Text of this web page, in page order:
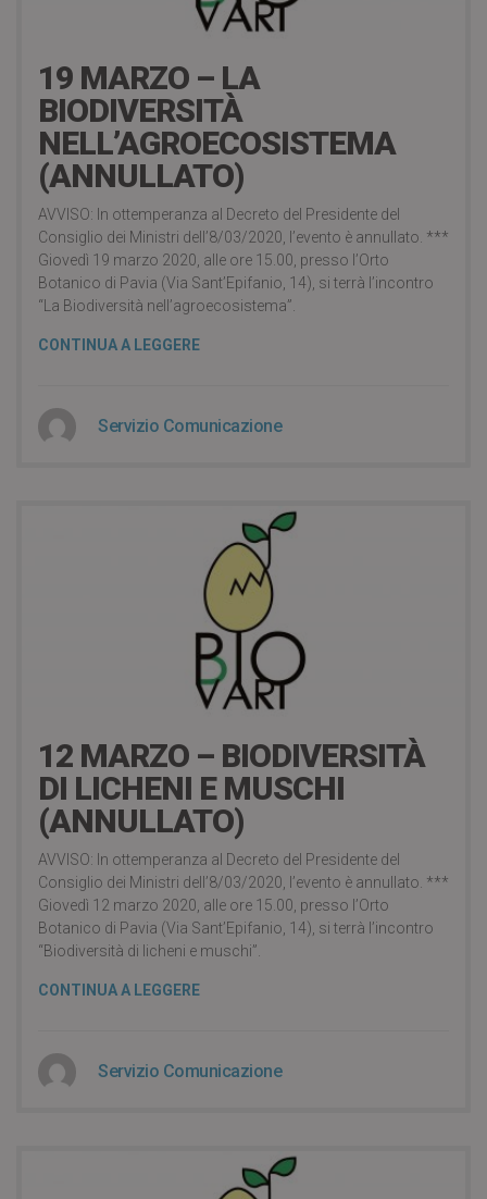
19 MARZO – LA
BIODIVERSITÀ
NELL’AGROECOSISTEMA
(ANNULLATO)
AVVISO: In ottemperanza al Decreto del Presidente del
Consiglio dei Ministri dell’8/03/2020, l’evento è annullato. ***
Giovedì 19 marzo 2020, alle ore 15.00, presso l’Orto
Botanico di Pavia (Via Sant’Epifanio, 14), si terrà l’incontro
“La Biodiversità nell’agroecosistema”.
CONTINUA A LEGGERE
Servizio Comunicazione
12 MARZO – BIODIVERSITÀ
DI LICHENI E MUSCHI
(ANNULLATO)
AVVISO: In ottemperanza al Decreto del Presidente del
Consiglio dei Ministri dell’8/03/2020, l’evento è annullato. ***
Giovedì 12 marzo 2020, alle ore 15.00, presso l’Orto
Botanico di Pavia (Via Sant’Epifanio, 14), si terrà l’incontro
“Biodiversità di licheni e muschi”.
CONTINUA A LEGGERE
Servizio Comunicazione